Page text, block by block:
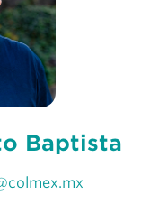
Baptista